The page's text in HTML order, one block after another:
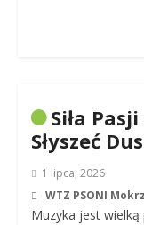
Siła
Słyszeć
1 lipca, 2026
WTZ PSONI
Muzyka jest